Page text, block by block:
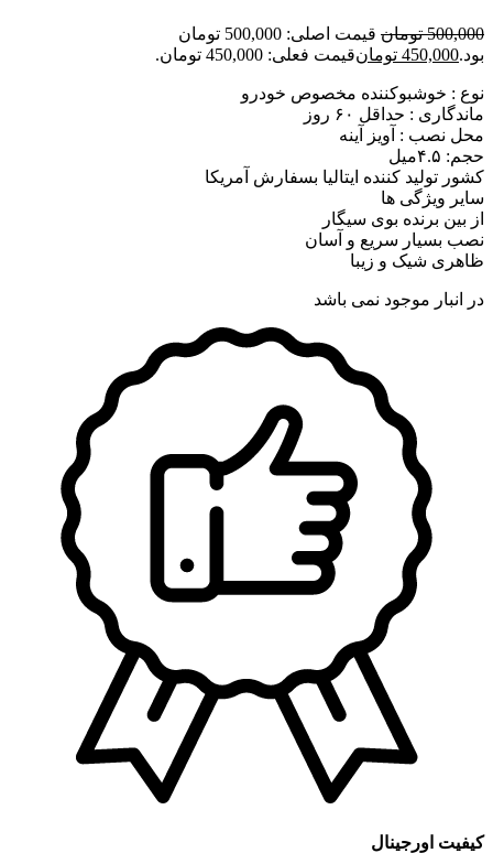
500,000 تومان
قیمت اصلی: 500,000 تومان
بود.450,000 تومانقیمت فعلی: 450,000 تومان.
نوع : خوشبوکننده مخصوص خودرو
ماندگاری : حداقل ۶۰ روز
محل نصب : آویز آینه
حجم: ۴.۵میل
کشور تولید کننده ایتالیا بسفارش آمریکا
سایر ویژگی ها
از بین برنده بوی سیگار
نصب بسیار سریع و آسان
ظاهری شیک و زیبا
در انبار موجود نمی باشد
کیفیت اورجینال